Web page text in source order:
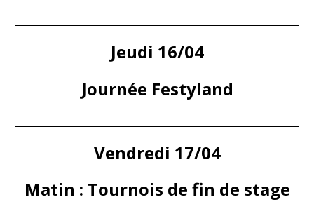
Jeudi 16/04
Journée Festyland
Vendredi 17/04
Matin : Tournois de fin de stage